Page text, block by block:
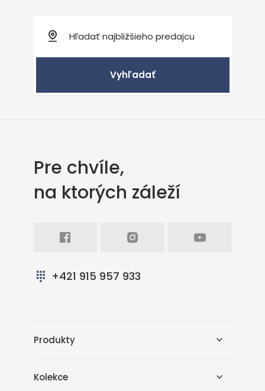
Vyhľadať
Pre chvíle,
na ktorých záleží
+421 915 957 933
Produkty
Kolekce